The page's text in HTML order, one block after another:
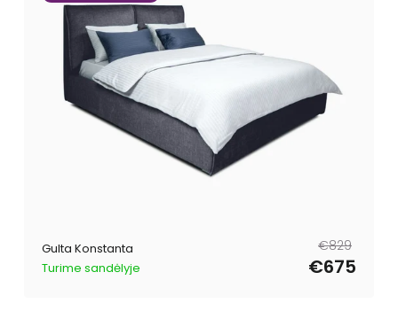
Gulta Konstanta
Turime sandėlyje
Parastā€829
Pārdošanas
€675